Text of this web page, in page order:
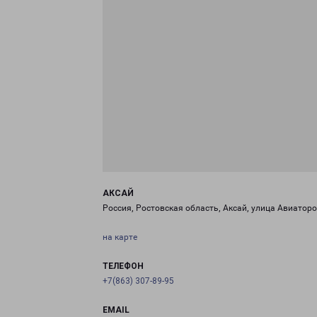
АКСАЙ
Россия, Ростовская область, Аксай, улица
на карте
ТЕЛЕФОН
+7(863) 307-89-95
EMAIL